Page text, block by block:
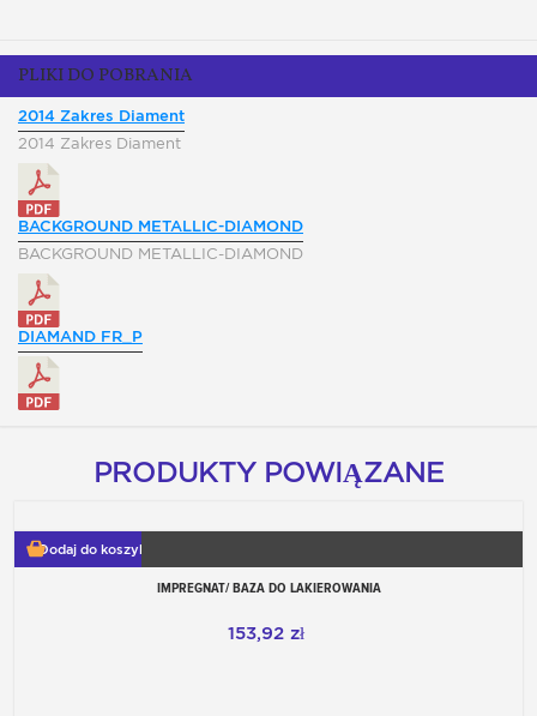
PLIKI DO POBRANIA
2014 Zakres Diament
2014 Zakres Diament
BACKGROUND METALLIC-DIAMOND
BACKGROUND METALLIC-DIAMOND
DIAMAND FR_P
PRODUKTY POWIĄZANE
Dodaj do koszyka
IMPREGNAT/ BAZA DO LAKIEROWANIA
153,92 zł